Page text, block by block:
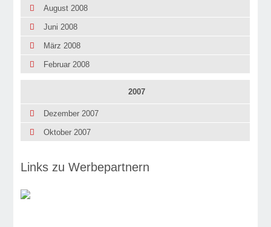
August 2008
Juni 2008
März 2008
Februar 2008
2007
Dezember 2007
Oktober 2007
Links zu Werbepartnern